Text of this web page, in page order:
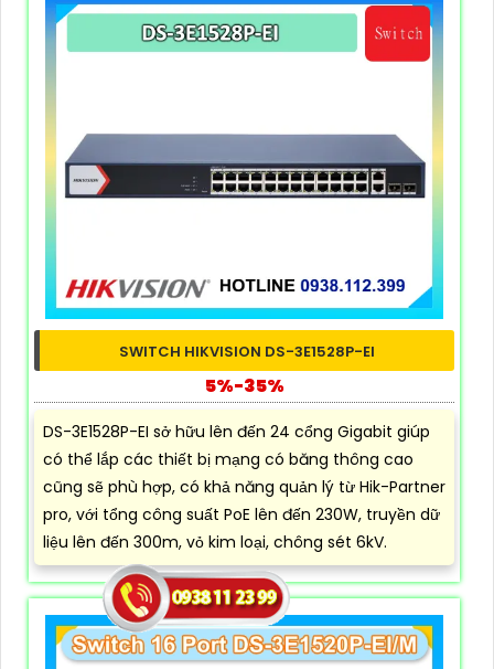
SWITCH HIKVISION DS-3E1528P-EI
5%-35%
DS-3E1528P-EI sở hữu lên đến 24 cổng Gigabit giúp
có thể lắp các thiết bị mạng có băng thông cao
cũng sẽ phù hợp, có khả năng quản lý từ Hik-Partner
pro, với tổng công suất PoE lên đến 230W, truyền dữ
liệu lên đến 300m, vỏ kim loại, chông sét 6kV.